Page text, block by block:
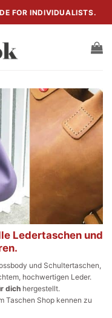
FOR INDIVIDUALISTS.
Ledertaschen und
und Schultertaschen,
hochwertigen Leder.
dich hergestellt.
Taschen Shop kennen zu